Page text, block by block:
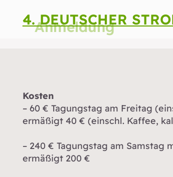
4. DEUTSCHER
Anmeldung
Kosten
– 60 € Tagungstag am Freitag
ermäßigt 40 € (einschl. Kaffee,
– 240 € Tagungstag am
ermäßigt 200 €